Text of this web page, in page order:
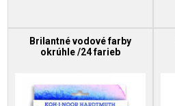
Brilantné vodové farby
okrúhle /24 farieb